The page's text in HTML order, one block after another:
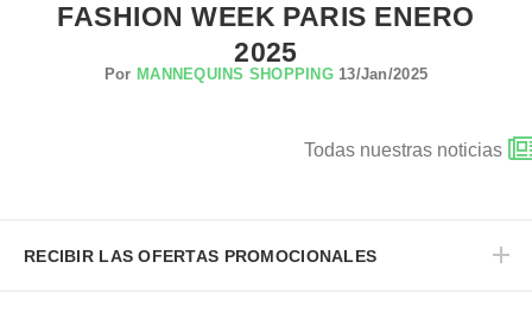
FASHION WEEK PARIS ENERO
2025
Por MANNEQUINS SHOPPING13/Jan/2025
Todas nuestras noticias
RECIBIR LAS OFERTAS PROMOCIONALES